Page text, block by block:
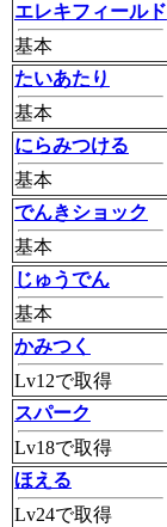
エレキフィールド
基本
たいあたり
基本
にらみつける
基本
でんきショック
基本
じゅうでん
基本
かみつく
Lv12で取得
スパーク
Lv18で取得
ほえる
Lv24で取得